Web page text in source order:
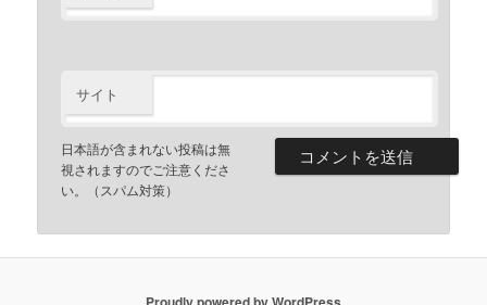
サイト
日本語が含まれない投稿は無
視されますのでご注意くださ
い。（スパム対策）